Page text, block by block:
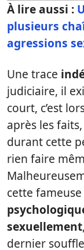
À lire aussi :
plusieurs
agressions
Une trace
judiciaire, il
court, c’est
après les
durant cette
rien faire
cette
sexuellement
dernier